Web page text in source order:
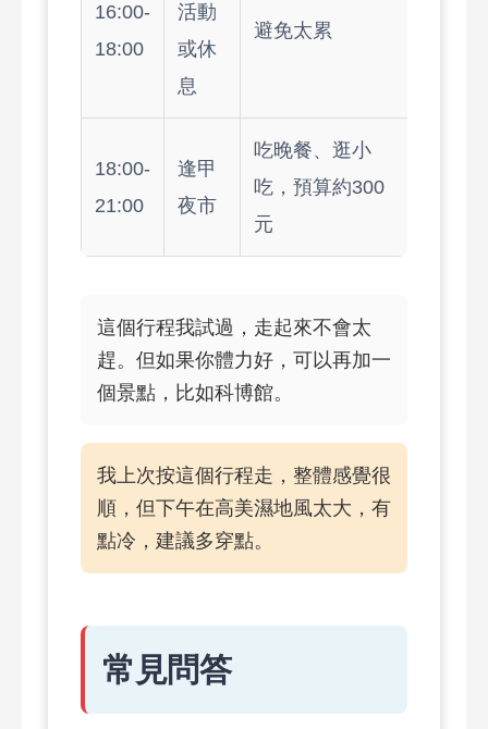
16:00-
18:00
活動
或休
息
避免太累
18:00-
21:00
逢甲
夜市
吃晚餐、逛小
吃，預算約300
元
這個行程我試過，走起來不會太
趕。但如果你體力好，可以再加一
個景點，比如科博館。
我上次按這個行程走，整體感覺很
順，但下午在高美濕地風太大，有
點冷，建議多穿點。
常見問答